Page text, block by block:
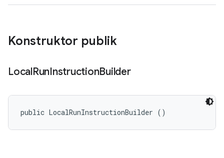
Konstruktor publik
LocalRunInstructionBuilder
public LocalRunInstructionBuilder ()